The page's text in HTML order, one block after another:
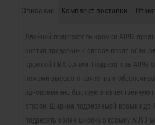
способом, включая
В нашем магазине всегда
Не показывать это окно
Описание Комплект поставки
Двойной подрезатель кромки AU93
снятия продольных свесов после
кромкой ПВХ 0,4 мм. Подрезатель AU93
ножами высокого качества и
одновременно быструю и качественную
сторон. Ширина подрезаемой кромки до
подрезать более широкую кромку AU93